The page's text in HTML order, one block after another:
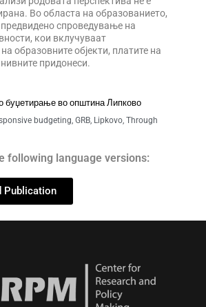
Во областа на образованието,
спроведување на
кои вклучуваат
образовните објекти, платите на
придонеси.
буџетирање во општина Липково
budgeting, GRB, Lipkovo, Through
following language versions:
Publication